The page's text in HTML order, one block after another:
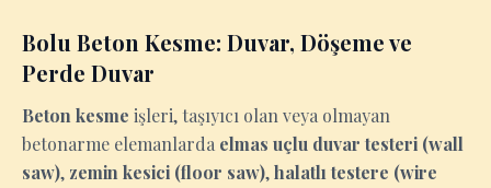
Bolu Beton Kesme: Duvar, Döşeme ve
Perde Duvar
Beton kesme işleri, taşıyıcı olan veya olmayan
betonarme elemanlarda elmas uçlu duvar testeri (wall
saw), zemin kesici (floor saw),halatlı testere (wire